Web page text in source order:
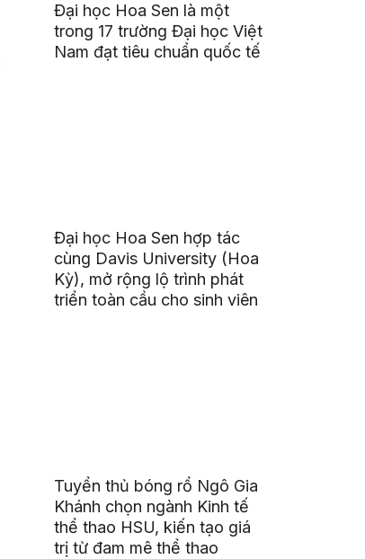
Đại học Hoa Sen là một
trong 17 trường Đại học Việt
Nam đạt tiêu chuẩn quốc tế
Đại học Hoa Sen hợp tác
cùng Davis University (Hoa
Kỳ), mở rộng lộ trình phát
triển toàn cầu cho sinh viên
Tuyển thủ bóng rổ Ngô Gia
Khánh chọn ngành Kinh tế
thể thao HSU, kiến tạo giá
trị từ đam mê thể thao